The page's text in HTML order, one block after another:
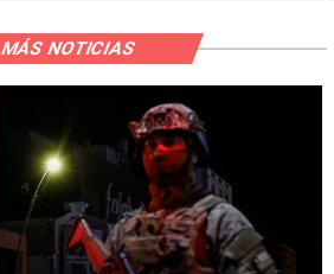
MÁS NOTICIAS